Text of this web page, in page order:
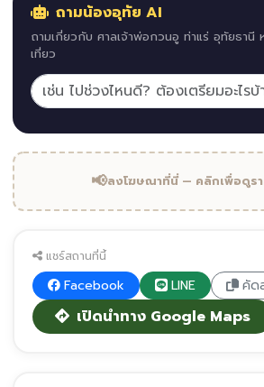
ถามน้องอุทัย AI
ถามเกี่ยวกับ ศาลเจ้าพ่อกวนอู ท่าแร่ อุทัยธานี
เที่ยว
📢ลงโฆษณาที่นี่ — คลิกเพื่อดูรา
แชร์สถานที่นี้
Facebook LINE คัด
เปิดนำทาง Google Maps